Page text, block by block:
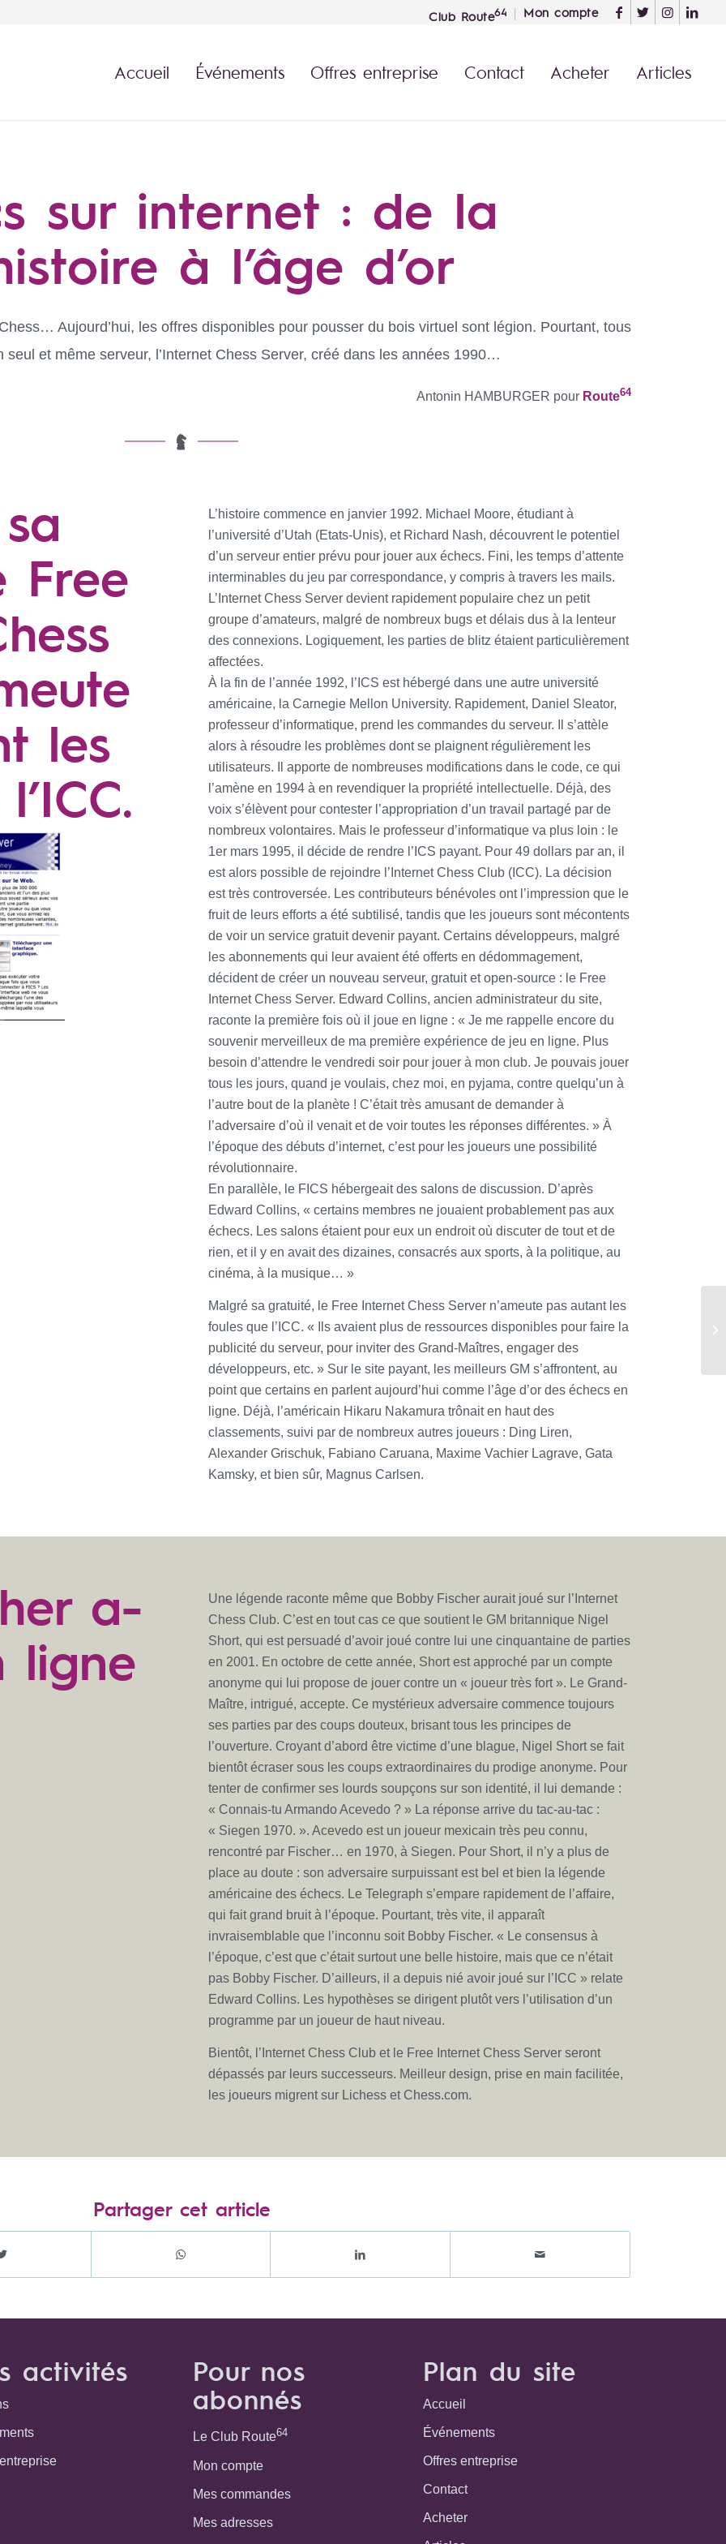
Club Route64 Mon compte
Accueil Événements Offres entreprise Contact Acheter Articles
sur internet : de la
à l’âge d’or
… Aujourd’hui, les offres disponibles pour pousser du bois virtuel sont légion. Pourtant, tous
seul et même serveur, l’Internet Chess Server, créé dans les années 1990…
Antonin HAMBURGER pour Route64
Free
les
L’histoire commence en janvier 1992. Michael Moore, étudiant à
l’université d’Utah (Etats-Unis), et Richard Nash, découvrent le potentiel
d’un serveur entier prévu pour jouer aux échecs. Fini, les temps d’attente
interminables du jeu par correspondance, y compris à travers les mails.
L’Internet Chess Server devient rapidement populaire chez un petit
groupe d’amateurs, malgré de nombreux bugs et délais dus à la lenteur
des connexions. Logiquement, les parties de blitz étaient particulièrement
affectées.
À la fin de l’année 1992, l’ICS est hébergé dans une autre université
américaine, la Carnegie Mellon University. Rapidement, Daniel Sleator,
professeur d’informatique, prend les commandes du serveur. Il s’attèle
alors à résoudre les problèmes dont se plaignent régulièrement les
utilisateurs. Il apporte de nombreuses modifications dans le code, ce qui
l’amène en 1994 à en revendiquer la propriété intellectuelle. Déjà, des
voix s’élèvent pour contester l’appropriation d’un travail partagé par de
nombreux volontaires. Mais le professeur d’informatique va plus loin : le
1er mars 1995, il décide de rendre l’ICS payant. Pour 49 dollars par an, il
est alors possible de rejoindre l’Internet Chess Club (ICC). La décision
est très controversée. Les contributeurs bénévoles ont l’impression que le
fruit de leurs efforts a été subtilisé, tandis que les joueurs sont mécontents
de voir un service gratuit devenir payant. Certains développeurs, malgré
les abonnements qui leur avaient été offerts en dédommagement,
décident de créer un nouveau serveur, gratuit et open-source : le Free
Internet Chess Server. Edward Collins, ancien administrateur du site,
raconte la première fois où il joue en ligne : « Je me rappelle encore du
souvenir merveilleux de ma première expérience de jeu en ligne. Plus
besoin d’attendre le vendredi soir pour jouer à mon club. Je pouvais jouer
tous les jours, quand je voulais, chez moi, en pyjama, contre quelqu’un à
l’autre bout de la planète ! C’était très amusant de demander à
l’adversaire d’où il venait et de voir toutes les réponses différentes. » À
l’époque des débuts d’internet, c’est pour les joueurs une possibilité
révolutionnaire.
En parallèle, le FICS hébergeait des salons de discussion. D’après
Edward Collins, « certains membres ne jouaient probablement pas aux
échecs. Les salons étaient pour eux un endroit où discuter de tout et de
rien, et il y en avait des dizaines, consacrés aux sports, à la politique, au
cinéma, à la musique… »
Malgré sa gratuité, le Free Internet Chess Server n’ameute pas autant les
foules que l’ICC. « Ils avaient plus de ressources disponibles pour faire la
publicité du serveur, pour inviter des Grand-Maîtres, engager des
développeurs, etc. » Sur le site payant, les meilleurs GM s’affrontent, au
point que certains en parlent aujourd’hui comme l’âge d’or des échecs en
ligne. Déjà, l’américain Hikaru Nakamura trônait en haut des
classements, suivi par de nombreux autres joueurs : Ding Liren,
Alexander Grischuk, Fabiano Caruana, Maxime Vachier Lagrave, Gata
Kamsky, et bien sûr, Magnus Carlsen.
a-
ligne
Une légende raconte même que Bobby Fischer aurait joué sur l’Internet
Chess Club. C’est en tout cas ce que soutient le GM britannique Nigel
Short, qui est persuadé d’avoir joué contre lui une cinquantaine de parties
en 2001. En octobre de cette année, Short est approché par un compte
anonyme qui lui propose de jouer contre un « joueur très fort ». Le Grand-
Maître, intrigué, accepte. Ce mystérieux adversaire commence toujours
ses parties par des coups douteux, brisant tous les principes de
l’ouverture. Croyant d’abord être victime d’une blague, Nigel Short se fait
bientôt écraser sous les coups extraordinaires du prodige anonyme. Pour
tenter de confirmer ses lourds soupçons sur son identité, il lui demande :
« Connais-tu Armando Acevedo ? » La réponse arrive du tac-au-tac :
« Siegen 1970. ». Acevedo est un joueur mexicain très peu connu,
rencontré par Fischer… en 1970, à Siegen. Pour Short, il n’y a plus de
place au doute : son adversaire surpuissant est bel et bien la légende
américaine des échecs. Le Telegraph s’empare rapidement de l’affaire,
qui fait grand bruit à l’époque. Pourtant, très vite, il apparaît
invraisemblable que l’inconnu soit Bobby Fischer. « Le consensus à
l’époque, c’est que c’était surtout une belle histoire, mais que ce n’était
pas Bobby Fischer. D’ailleurs, il a depuis nié avoir joué sur l’ICC » relate
Edward Collins. Les hypothèses se dirigent plutôt vers l’utilisation d’un
programme par un joueur de haut niveau.
Bientôt, l’Internet Chess Club et le Free Internet Chess Server seront
dépassés par leurs successeurs. Meilleur design, prise en main facilitée,
les joueurs migrent sur Lichess et Chess.com.
Partager cet article
activités
Pour nos
abonnés
Le Club Route64
Mon compte
Mes commandes
Mes adresses
Plan du site
Accueil
Événements
Offres entreprise
Contact
Acheter